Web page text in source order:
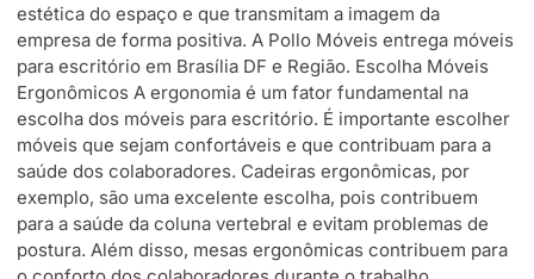
estética do espaço e que transmitam a imagem da
empresa de forma positiva. A Pollo Móveis entrega móveis
para escritório em Brasília DF e Região. Escolha Móveis
Ergonômicos A ergonomia é um fator fundamental na
escolha dos móveis para escritório. É importante escolher
móveis que sejam confortáveis e que contribuam para a
saúde dos colaboradores. Cadeiras ergonômicas, por
exemplo, são uma excelente escolha, pois contribuem
para a saúde da coluna vertebral e evitam problemas de
postura. Além disso, mesas ergonômicas contribuem para